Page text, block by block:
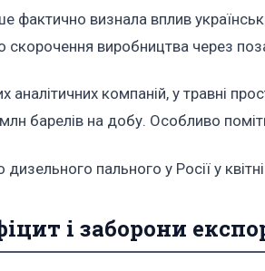
фактично визнала вплив
скорочення виробництва через
аналітичних компаній, у травні
барелів на добу. Особливо
пального у Росії у
і заборони